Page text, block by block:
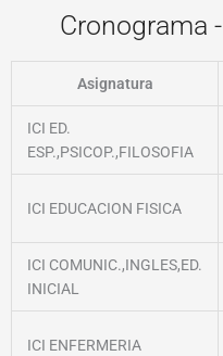
Cronograma -
Asignatura
ICI ED.
ESP.,PSICOP.,FILOSOFIA
ICI EDUCACION FISICA
ICI COMUNIC.,INGLES,ED.
INICIAL
ICI ENFERMERIA